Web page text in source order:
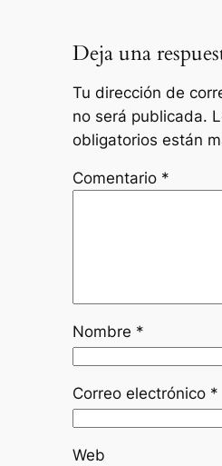
Deja una
Tu dirección de
no será publicada.
obligatorios están
Comentario *
Nombre *
Correo electrónico *
Web